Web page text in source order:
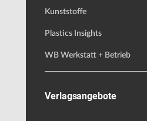
Kunststoffe
Plastics Insights
WB Werkstatt + Betrieb
Verlagsangebote